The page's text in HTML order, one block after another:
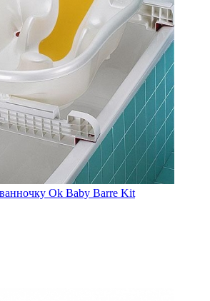
Ok Baby Barre Kit